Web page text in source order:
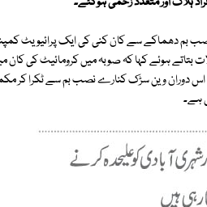
بتاتے ہوئے کہا کہ صوبہ میں کرومائیٹ کی کان